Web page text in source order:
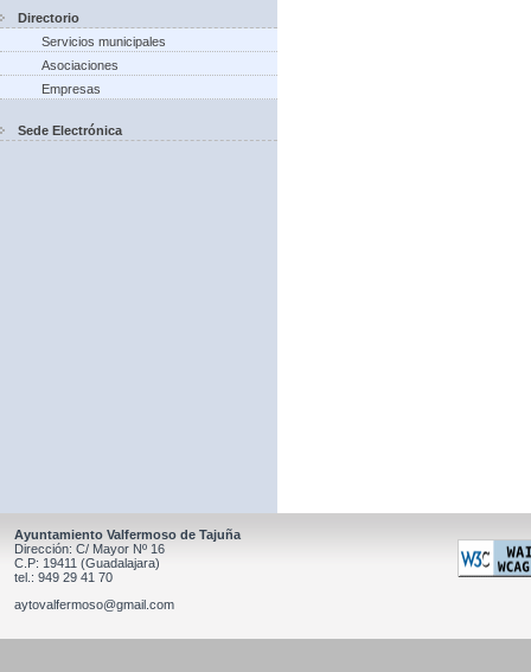
Directorio
Servicios municipales
Asociaciones
Empresas
Sede Electrónica
Ayuntamiento Valfermoso de Tajuña
Dirección: C/ Mayor Nº 16
C.P: 19411 (Guadalajara)
tel.: 949 29 41 70
aytovalfermoso@gmail.com